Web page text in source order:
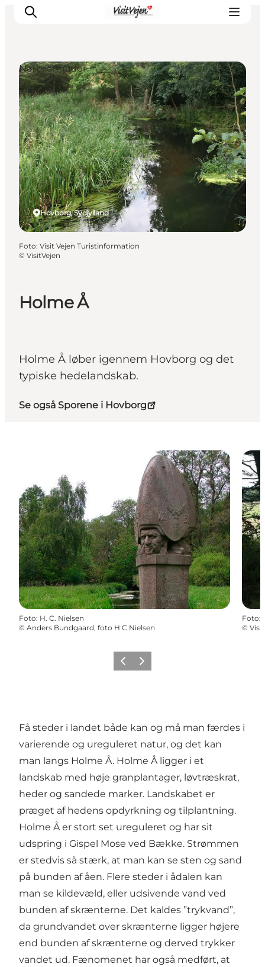
Spise
Sove
Natur
Se og oplev
Byer
Events
Udforsk
Holme Å
Holme Å løber igennem Hovborg og det
typiske hedelandskab.
Se også Sporene i Hovborg
Hovborg, Sydjylland
Naturområder
Foto: Visit Vejen Turistinformation
© VisitVejen
Foto: H. C. Nielsen
© Anders Bundgaard, foto H C Nielsen
Foto:
©
Forrige billede
Næste billede
Få steder i landet både kan og må man færdes i
varierende og ureguleret natur, og det kan
man langs Holme Å. Holme Å ligger i et
landskab med høje granplantager, løvtræskrat,
heder og sandede marker. Landskabet er
præget af hedens opdyrkning og tilplantning.
Holme Å er stort set ureguleret og har sit
udspring i Gispel Mose ved Bække. Strømmen
er stedvis så stærk, at man kan se sten og sand
på bunden af åen. Flere steder i ådalen kan
man se kildevæld, eller udsivende vand ved
bunden af skrænterne. Det kaldes ”trykvand”,
da grundvandet over skrænterne ligger højere
end bunden af skrænterne og derved trykker
vandet ud. Fænomenet har også medført, at